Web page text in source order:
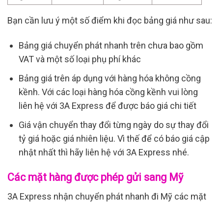
Bạn cần lưu ý một số điểm khi đọc bảng giá như sau:
Bảng giá chuyển phát nhanh trên chưa bao gồm
VAT và một số loại phụ phí khác
Bảng giá trên áp dụng với hàng hóa không cồng
kềnh. Với các loại hàng hóa cồng kềnh vui lòng
liên hệ với 3A Express để được báo giá chi tiết
Giá vận chuyển thay đổi từng ngày do sự thay đổi
tỷ giá hoặc giá nhiên liệu. Vì thế để có báo giá cập
nhật nhất thì hãy liên hệ với 3A Express nhé.
Các mặt hàng được phép gửi sang Mỹ
3A Express nhận chuyển phát nhanh đi Mỹ các mặt